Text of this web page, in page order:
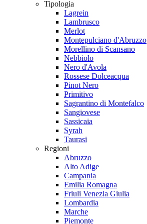
Tipologia
Lagrein
Lambrusco
Merlot
Montepulciano d'Abruzzo
Morellino di Scansano
Nebbiolo
Nero d'Avola
Rossese Dolceacqua
Pinot Nero
Primitivo
Sagrantino di Montefalco
Sangiovese
Sassicaia
Syrah
Taurasi
Regioni
Abruzzo
Alto Adige
Campania
Emilia Romagna
Friuli Venezia Giulia
Lombardia
Marche
Piemonte